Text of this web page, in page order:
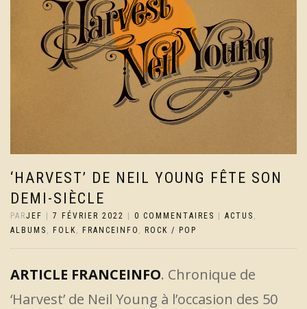
‘HARVEST’ DE NEIL YOUNG FÊTE SON
DEMI-SIÈCLE
PARJEF | 7 FÉVRIER 2022 | 0 COMMENTAIRES | ACTUS
ALBUMS
FOLK FRANCEINFO ROCK / POP
ARTICLE FRANCEINFO. Chronique de
‘Harvest’ de Neil Young à l’occasion des 50